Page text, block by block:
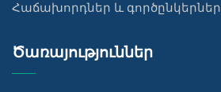
Հաճախորդներ և գործընկերներ
Ծառայություններ